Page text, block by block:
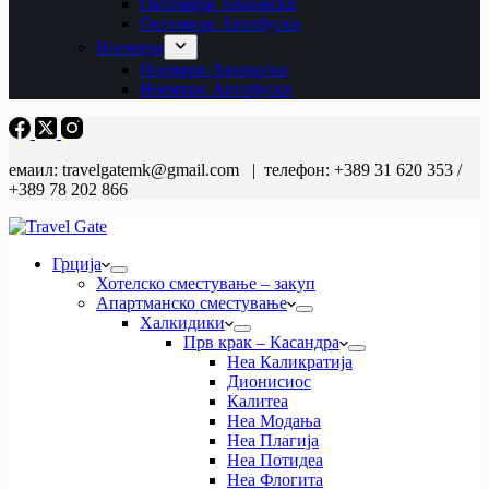
Октомври Авионски
Октомври Автобуски
Ноември
Ноември Авионски
Ноември Автобуски
емаил: travelgatemk@gmail.com | телефон: +389 31 620 353 /
+389 78 202 866
Грција
Хотелско сместување – закуп
Апартманско сместување
Халкидики
Прв крак – Касандра
Неа Каликратија
Дионисиос
Калитеа
Неа Модања
Неа Плагија
Неа Потидеа
Неа Флогита